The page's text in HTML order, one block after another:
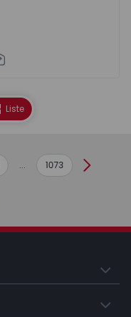
Liste
... 1073 Suivant